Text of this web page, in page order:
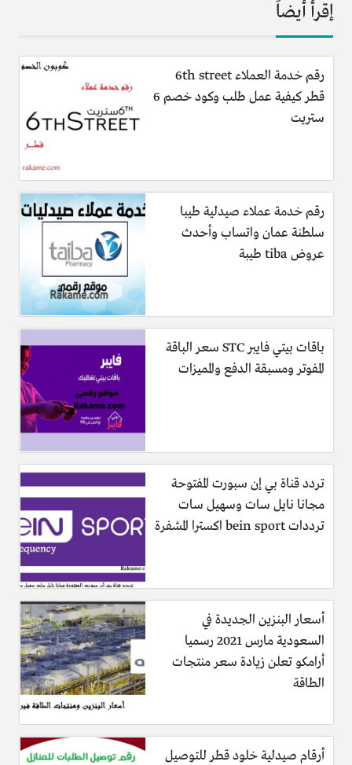
إقرأ أيضاً
رقم خدمة العملاء 6th street
قطر كيفية عمل طلب وكود خصم 6
ستريت
رقم خدمة عملاء صيدلية طيبا
سلطنة عمان واتساب وأحدث
عروض tiba طيبة
باقات بيتي فايبر STC سعر الباقة
المفوتر ومسبقة الدفع والمميزات
تردد قناة بي إن سبورت المفتوحة
مجانا نايل سات وسهيل سات
ترددات bein sport اكسترا المشفرة
أسعار البنزين الجديدة في
السعودية مارس 2021 رسميا
أرامكو تعلن زيادة سعر منتجات
الطاقة
أرقام صيدلية خلود قطر للتوصيل